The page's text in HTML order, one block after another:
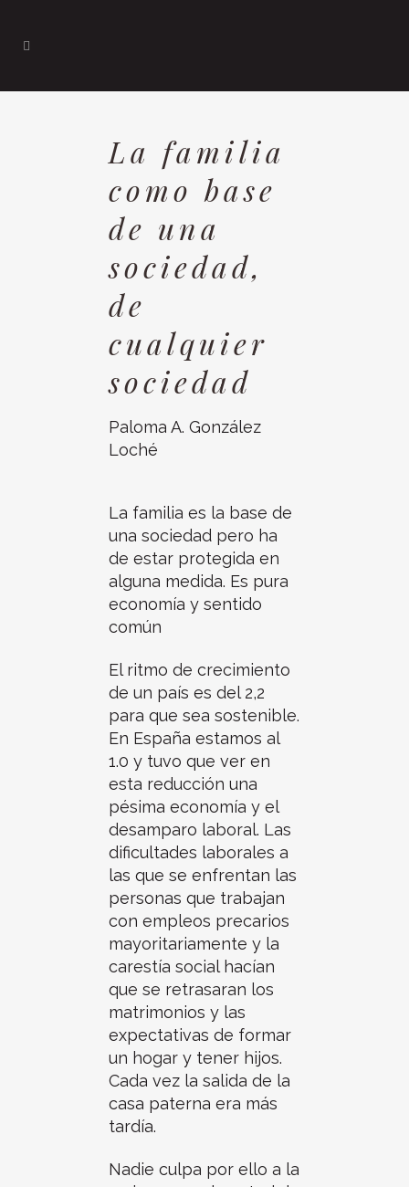
La familia
como base
de una
sociedad,
de
cualquier
sociedad
Paloma A. González
Loché
La familia es la base de
una sociedad pero ha
de estar protegida en
alguna medida. Es pura
economía y sentido
común
El ritmo de crecimiento
de un país es del 2,2
para que sea sostenible.
En España estamos al
1.0 y tuvo que ver en
esta reducción una
pésima economía y el
desamparo laboral. Las
dificultades laborales a
las que se enfrentan las
personas que trabajan
con empleos precarios
mayoritariamente y la
carestía social hacían
que se retrasaran los
matrimonios y las
expectativas de formar
un hogar y tener hijos.
Cada vez la salida de la
casa paterna era más
tardía.
Nadie culpa por ello a la